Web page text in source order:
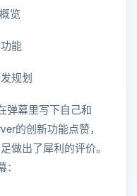
览
能
规划
弹幕里写下自己和
的创新功能点赞，
做出了犀利的评价。